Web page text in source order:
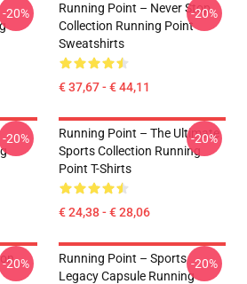
-20%
Running Point – Never Stop
Collection Running Point
Sweatshirts
€ 37,67 - € 44,11
-20%
-20%
Running Point – The Ultimate
Sports Collection Running
Point T-Shirts
€ 24,38 - € 28,06
-20%
-20%
Running Point – Sports
Legacy Capsule Running
-20%